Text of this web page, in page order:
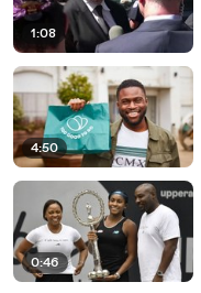
1:08
4:50
0:46